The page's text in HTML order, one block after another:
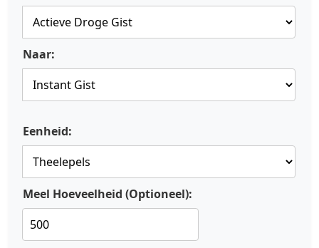
Naar:
Eenheid:
Meel Hoeveelheid (Optioneel):